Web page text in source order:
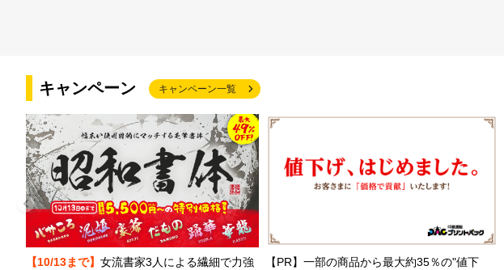
キャンペーン キャンペーン一覧
【10/13まで】 女流書家3人による繊細で力強
【PR】一部の商品から最大約35％の"値下